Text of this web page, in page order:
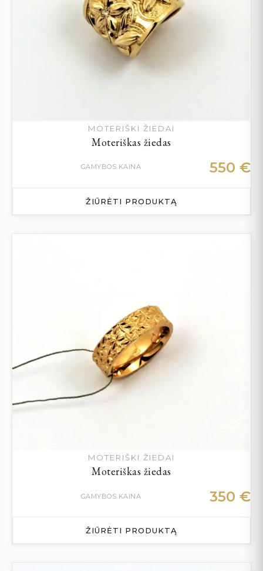
MOTERIŠKI ŽIEDAI
Moteriškas žiedas
GAMYBOS KAINA 550 €
ŽIŪRĖTI PRODUKTĄ
MOTERIŠKI ŽIEDAI
Moteriškas žiedas
GAMYBOS KAINA 350 €
ŽIŪRĖTI PRODUKTĄ